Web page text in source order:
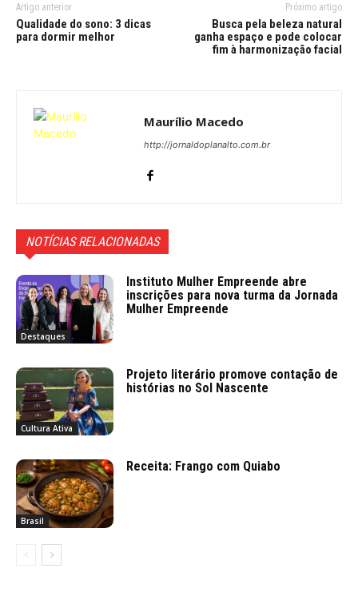
Artigo anterior
Qualidade do sono: 3 dicas
para dormir melhor
Próximo artigo
Busca pela beleza natural
ganha espaço e pode colocar
fim à harmonização facial
Maurílio Macedo
http://jornaldoplanalto.com.br
NOTÍCIAS RELACIONADAS
Destaques
Instituto Mulher Empreende abre
inscrições para nova turma da Jornada
Mulher Empreende
Cultura Ativa
Projeto literário promove contação de
histórias no Sol Nascente
Brasil
Receita: Frango com Quiabo